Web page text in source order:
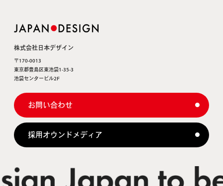
株式会社日本デザイン
〒170-0013
東京都豊島区東池袋1-35-3
池袋センタービル2F
お問い合わせ
採用オウンドメディア